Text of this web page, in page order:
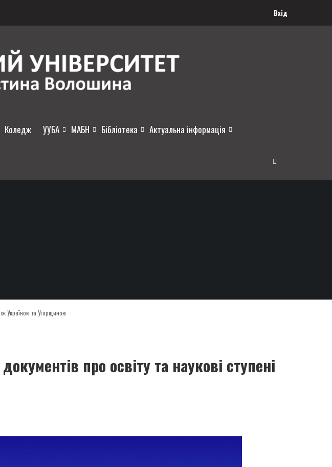
Вхід
Коледж УУБА МАБН Бібліотека Актуальна інформація
Україною та Угорщиною
про освіту та наукові ступені